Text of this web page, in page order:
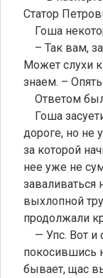
Статор
Гоша
– Так вам,
Может слухи
знаем. –
Ответом
Гоша
дороге, но не
за которой
нее уже не
заваливаться
выхлопной
продолжали
— Упс. Вот и
покосившись
бывает, щас